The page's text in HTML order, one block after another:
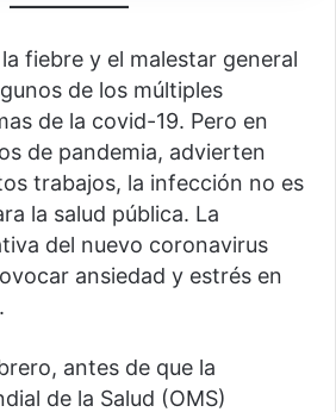
fiebre y el malestar general
de los múltiples
de la covid-19. Pero en
de pandemia, advierten
trabajos, la infección no es
la salud pública. La
del nuevo coronavirus
ansiedad y estrés en
antes de que la
de la Salud (OMS)